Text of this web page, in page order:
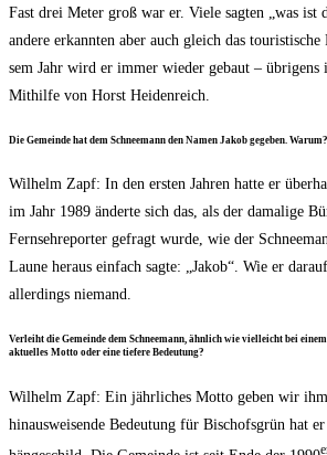
Fast drei Meter groß war er. Vie­le sag­ten „was ist
ande­re erkann­ten aber auch gleich das
sem Jahr wird er immer wie­der gebaut – übri­gens
Mit­hil­fe von Horst Heidenreich.
Die Gemein­de hat dem Schnee­mann den Namen Jakob gege­ben. Warum?
Wil­helm Zapf: In den ers­ten Jah­ren hat­te er
im Jahr 1989 änder­te sich das, als der dama­li­ge
Fern­seh­re­por­ter gefragt wur­de, wie der
Lau­ne her­aus ein­fach sag­te: „Jakob“. Wie er
aller­dings niemand.
Ver­leiht die Gemein­de dem Schnee­mann, ähn­lich wie viel­leicht bei
aktu­el­les Mot­to oder eine tie­fe­re Bedeutung?
Wil­helm Zapf: Ein jähr­li­ches Mot­to geben wir
hin­aus­wei­sen­de Bedeu­tung für Bischofs­grün hat